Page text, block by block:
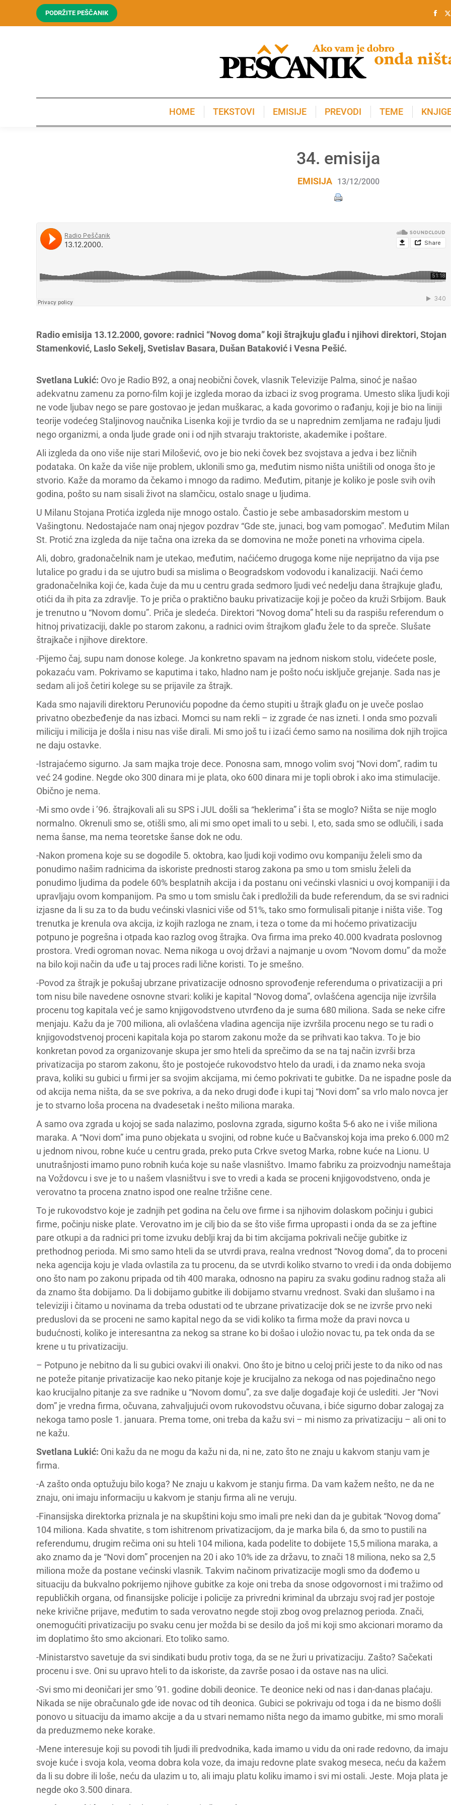
PODRŽITE PEŠČANIK
HOME TEKSTOVI EMISIJE PREVODI TEME
34. emisija
EMISIJA 13/12/2000
Radio emisija 13.12.2000, govore: radnici “Novog doma” koji štrajkuju glađu i njihovi direktori, Stojan
Stamenković, Laslo Sekelj, Svetislav Basara, Dušan Bataković i Vesna Pešić.
Svetlana Lukić: Ovo je Radio B92, a onaj neobični čovek, vlasnik Televizije Palma, sinoć je našao
adekvatnu zamenu za porno-film koji je izgleda morao da izbaci iz svog programa. Umesto slika ljudi koji
ne vode ljubav nego se pare gostovao je jedan muškarac, a kada govorimo o rađanju, koji je bio na liniji
teorije vodećeg Staljinovog naučnika Lisenka koji je tvrdio da se u naprednim zemljama ne rađaju ljudi
nego organizmi, a onda ljude grade oni i od njih stvaraju traktoriste, akademike i poštare.
Ali izgleda da ono više nije stari Milošević, ovo je bio neki čovek bez svojstava a jedva i bez ličnih
podataka. On kaže da više nije problem, uklonili smo ga, međutim nismo ništa uništili od onoga što je
stvorio. Kaže da moramo da čekamo i mnogo da radimo. Međutim, pitanje je koliko je posle svih ovih
godina, pošto su nam sisali život na slamčicu, ostalo snage u ljudima.
U Milanu Stojana Protića izgleda nije mnogo ostalo. Častio je sebe ambasadorskim mestom u
Vašingtonu. Nedostajaće nam onaj njegov pozdrav “Gde ste, junaci, bog vam pomogao”. Međutim Milan
St. Protić zna izgleda da nije tačna ona izreka da se domovina ne može poneti na vrhovima cipela.
Ali, dobro, gradonačelnik nam je utekao, međutim, naćićemo drugoga kome nije neprijatno da vija pse
lutalice po gradu i da se ujutro budi sa mislima o Beogradskom vodovodu i kanalizaciji. Naći ćemo
gradonačelnika koji će, kada čuje da mu u centru grada sedmoro ljudi već nedelju dana štrajkuje glađu,
otići da ih pita za zdravlje. To je priča o praktično bauku privatizacije koji je počeo da kruži Srbijom. Bauk
je trenutno u “Novom domu”. Priča je sledeća. Direktori “Novog doma” hteli su da raspišu referendum o
hitnoj privatizaciji, dakle po starom zakonu, a radnici ovim štrajkom glađu žele to da spreče. Slušate
štrajkače i njihove direktore.
-Pijemo čaj, supu nam donose kolege. Ja konkretno spavam na jednom niskom stolu, videćete posle,
pokazaću vam. Pokrivamo se kaputima i tako, hladno nam je pošto noću isključe grejanje. Sada nas je
sedam ali još četiri kolege su se prijavile za štrajk.
Kada smo najavili direktoru Perunoviću popodne da ćemo stupiti u štrajk glađu on je uveče poslao
privatno obezbeđenje da nas izbaci. Momci su nam rekli – iz zgrade će nas izneti. I onda smo pozvali
miliciju i milicija je došla i nisu nas više dirali. Mi smo još tu i izaći ćemo samo na nosilima dok njih trojica
ne daju ostavke.
-Istrajaćemo sigurno. Ja sam majka troje dece. Ponosna sam, mnogo volim svoj “Novi dom”, radim tu
već 24 godine. Negde oko 300 dinara mi je plata, oko 600 dinara mi je topli obrok i ako ima stimulacije.
Obično je nema.
-Mi smo ovde i ’96. štrajkovali ali su SPS i JUL došli sa “heklerima” i šta se moglo? Ništa se nije moglo
normalno. Okrenuli smo se, otišli smo, ali mi smo opet imali to u sebi. I, eto, sada smo se odlučili, i sada
nema šanse, ma nema teoretske šanse dok ne odu.
-Nakon promena koje su se dogodile 5. oktobra, kao ljudi koji vodimo ovu kompaniju želeli smo da
ponudimo našim radnicima da iskoriste prednosti starog zakona pa smo u tom smislu želeli da
ponudimo ljudima da podele 60% besplatnih akcija i da postanu oni većinski vlasnici u ovoj kompaniji i da
upravljaju ovom kompanijom. Pa smo u tom smislu čak i predložili da bude referendum, da se svi radnici
izjasne da li su za to da budu većinski vlasnici više od 51%, tako smo formulisali pitanje i ništa više. Tog
trenutka je krenula ova akcija, iz kojih razloga ne znam, i teza o tome da mi hoćemo privatizaciju
potpuno je pogrešna i otpada kao razlog ovog štrajka. Ova firma ima preko 40.000 kvadrata poslovnog
prostora. Vredi ogroman novac. Nema nikoga u ovoj državi a najmanje u ovom “Novom domu” da može
na bilo koji način da uđe u taj proces radi lične koristi. To je smešno.
-Povod za štrajk je pokušaj ubrzane privatizacije odnosno sprovođenje referenduma o privatizaciji a pri
tom nisu bile navedene osnovne stvari: koliki je kapital “Novog doma”, ovlašćena agencija nije izvršila
procenu tog kapitala već je samo knjigovodstveno utvrđeno da je suma 680 miliona. Sada se neke cifre
menjaju. Kažu da je 700 miliona, ali ovlašćena vladina agencija nije izvršila procenu nego se tu radi o
knjigovodstvenoj proceni kapitala koja po starom zakonu može da se prihvati kao takva. To je bio
konkretan povod za organizovanje skupa jer smo hteli da sprečimo da se na taj način izvrši brza
privatizacija po starom zakonu, što je postojeće rukovodstvo htelo da uradi, i da znamo neka svoja
prava, koliki su gubici u firmi jer sa svojim akcijama, mi ćemo pokrivati te gubitke. Da ne ispadne posle da
od akcija nema ništa, da se sve pokriva, a da neko drugi dođe i kupi taj “Novi dom” sa vrlo malo novca jer
je to stvarno loša procena na dvadesetak i nešto miliona maraka.
A samo ova zgrada u kojoj se sada nalazimo, poslovna zgrada, sigurno košta 5-6 ako ne i više miliona
maraka. A “Novi dom” ima puno objekata u svojini, od robne kuće u Bačvanskoj koja ima preko 6.000 m2
u jednom nivou, robne kuće u centru grada, preko puta Crkve svetog Marka, robne kuće na Lionu. U
unutrašnjosti imamo puno robnih kuća koje su naše vlasništvo. Imamo fabriku za proizvodnju nameštaja
na Voždovcu i sve je to u našem vlasništvu i sve to vredi a kada se proceni knjigovodstveno, onda je
verovatno ta procena znatno ispod one realne tržišne cene.
To je rukovodstvo koje je zadnjih pet godina na čelu ove firme i sa njihovim dolaskom počinju i gubici
firme, počinju niske plate. Verovatno im je cilj bio da se što više firma upropasti i onda da se za jeftine
pare otkupi a da radnici pri tome izvuku deblji kraj da bi tim akcijama pokrivali nečije gubitke iz
prethodnog perioda. Mi smo samo hteli da se utvrdi prava, realna vrednost “Novog doma”, da to proceni
neka agencija koju je vlada ovlastila za tu procenu, da se utvrdi koliko stvarno to vredi i da onda dobijemo
ono što nam po zakonu pripada od tih 400 maraka, odnosno na papiru za svaku godinu radnog staža ali
da znamo šta dobijamo. Da li dobijamo gubitke ili dobijamo stvarnu vrednost. Svaki dan slušamo i na
televiziji i čitamo u novinama da treba odustati od te ubrzane privatizacije dok se ne izvrše prvo neki
preduslovi da se proceni ne samo kapital nego da se vidi koliko ta firma može da pravi novca u
budućnosti, koliko je interesantna za nekog sa strane ko bi došao i uložio novac tu, pa tek onda da se
krene u tu privatizaciju.
– Potpuno je nebitno da li su gubici ovakvi ili onakvi. Ono što je bitno u celoj priči jeste to da niko od nas
ne poteže pitanje privatizacije kao neko pitanje koje je krucijalno za nekoga od nas pojedinačno nego
kao krucijalno pitanje za sve radnike u “Novom domu”, za sve dalje događaje koji će uslediti. Jer “Novi
dom” je vredna firma, očuvana, zahvaljujući ovom rukovodstvu očuvana, i biće sigurno dobar zalogaj za
nekoga tamo posle 1. januara. Prema tome, oni treba da kažu svi – mi nismo za privatizaciju – ali oni to
ne kažu.
Svetlana Lukić: Oni kažu da ne mogu da kažu ni da, ni ne, zato što ne znaju u kakvom stanju vam je
firma.
-A zašto onda optužuju bilo koga? Ne znaju u kakvom je stanju firma. Da vam kažem nešto, ne da ne
znaju, oni imaju informaciju u kakvom je stanju firma ali ne veruju.
-Finansijska direktorka priznala je na skupštini koju smo imali pre neki dan da je gubitak “Novog doma”
104 miliona. Kada shvatite, s tom ishitrenom privatizacijom, da je marka bila 6, da smo to pustili na
referendumu, drugim rečima oni su hteli 104 miliona, kada podelite to dobijete 15,5 miliona maraka, a
ako znamo da je “Novi dom” procenjen na 20 i ako 10% ide za državu, to znači 18 miliona, neko sa 2,5
miliona može da postane većinski vlasnik. Takvim načinom privatizacije mogli smo da dođemo u
situaciju da bukvalno pokrijemo njihove gubitke za koje oni treba da snose odgovornost i mi tražimo od
republičkih organa, od finansijske policije i policije za privredni kriminal da ubrzaju svoj rad jer postoje
neke krivične prijave, međutim to sada verovatno negde stoji zbog ovog prelaznog perioda. Znači,
onemogućiti privatizaciju po svaku cenu jer možda bi se desilo da još mi koji smo akcionari moramo da
im doplatimo što smo akcionari. Eto toliko samo.
-Ministarstvo savetuje da svi sindikati budu protiv toga, da se ne žuri u privatizaciju. Zašto? Sačekati
procenu i sve. Oni su upravo hteli to da iskoriste, da završe posao i da ostave nas na ulici.
-Svi smo mi deoničari jer smo ’91. godine dobili deonice. Te deonice neki od nas i dan-danas plaćaju.
Nikada se nije obračunalo gde ide novac od tih deonica. Gubici se pokrivaju od toga i da ne bismo došli
ponovo u situaciju da imamo akcije a da u stvari nemamo ništa nego da imamo gubitke, mi smo morali
da preduzmemo neke korake.
-Mene interesuje koji su povodi tih ljudi ili predvodnika, kada imamo u vidu da oni rade redovno, da imaju
svoje kuće i svoja kola, veoma dobra kola voze, da imaju redovne plate svakog meseca, neću da kažem
da li su dobre ili loše, neću da ulazim u to, ali imaju platu koliku imamo i svi mi ostali. Jeste. Moja plata je
negde oko 3.500 dinara.